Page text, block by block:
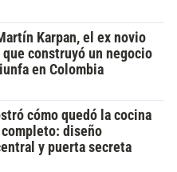
Karpan, el ex novio
construyó un negocio
en Colombia
cómo quedó la cocina
diseño
y puerta secreta